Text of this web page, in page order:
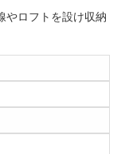
やロフトを設け収納